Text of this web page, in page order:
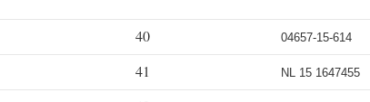
40 04657-15-614
41
NL 15 1647455